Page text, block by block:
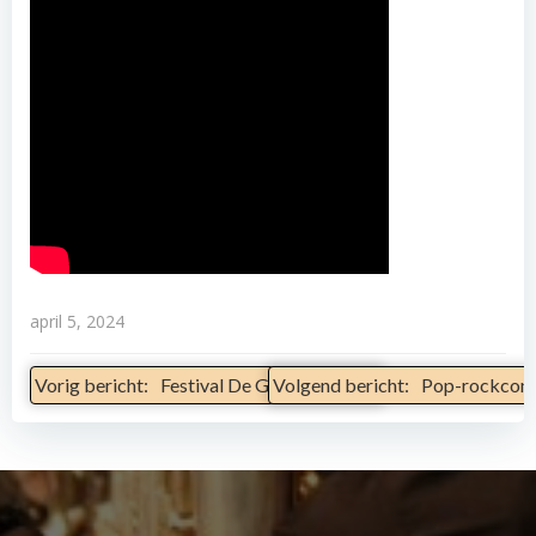
april 5, 2024
Bericht
Navigatie
Vorig bericht: Festival De Goorn: Apache
Bericht
Navigatie
Volgend bericht: Pop-